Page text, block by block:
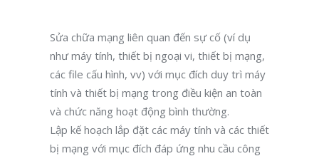
Sửa chữa mạng liên quan đến sự cố (ví dụ
như máy tính, thiết bị ngoại vi, thiết bị mạng,
các file cấu hình, vv) với mục đích duy trì máy
tính và thiết bị mạng trong điều kiện an toàn
và chức năng hoạt động bình thường.
Lập kế hoạch lắp đặt các máy tính và các thiết
bị mạng với mục đích đáp ứng nhu cầu công